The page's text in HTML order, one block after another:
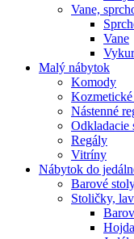
Vane,
Vane
Malý nábytok
Komody
Nástenné
Odkladacie
Regály
Vitríny
Nábytok do
Barové
Stoličky,